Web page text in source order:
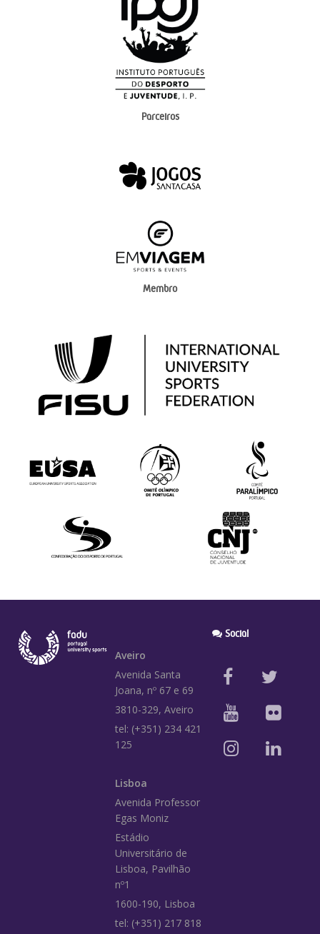
Parceiros
Membro
Aveiro
Avenida Santa
Joana, nº 67 e 69
3810-329, Aveiro
tel: (+351) 234 421
125
Lisboa
Avenida Professor
Egas Moniz
Estádio
Universitário de
Lisboa, Pavilhão
nº1
1600-190, Lisboa
tel: (+351) 217 818
Social